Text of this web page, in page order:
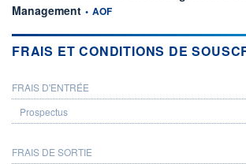
Managementinformation fournie par
• AOF
FRAIS ET CONDITIONS DE
PROSPECTUS
FRAIS D'ENTRÉE
FRAIS DE SORTIE